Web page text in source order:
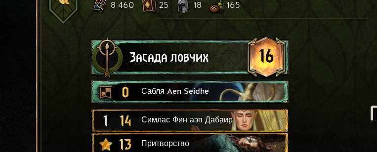
8 460 25 18 165
Засада ловчих 16
0 Сабля Aen Seidhe
1 14 Симлас Фин аэп Дабаир
13 Притворство